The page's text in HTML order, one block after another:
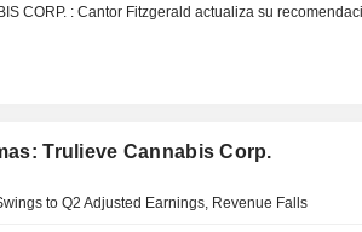
Trulieve Cannabis Corp.
to Q2 Adjusted Earnings, Revenue Falls